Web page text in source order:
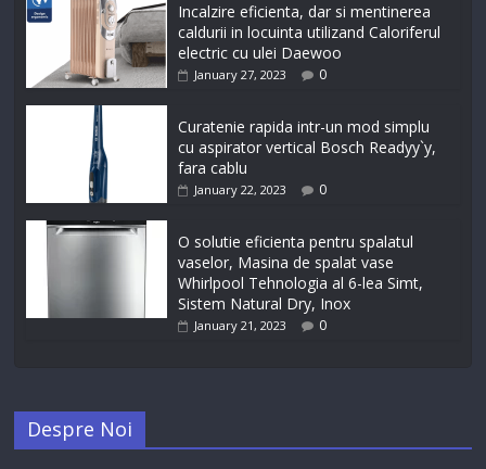
Incalzire eficienta, dar si mentinerea
caldurii in locuinta utilizand Caloriferul
electric cu ulei Daewoo
January 27, 2023 0
Curatenie rapida intr-un mod simplu
cu aspirator vertical Bosch Readyy`y,
fara cablu
January 22, 2023 0
O solutie eficienta pentru spalatul
vaselor, Masina de spalat vase
Whirlpool Tehnologia al 6-lea Simt,
Sistem Natural Dry, Inox
January 21, 2023 0
Despre Noi